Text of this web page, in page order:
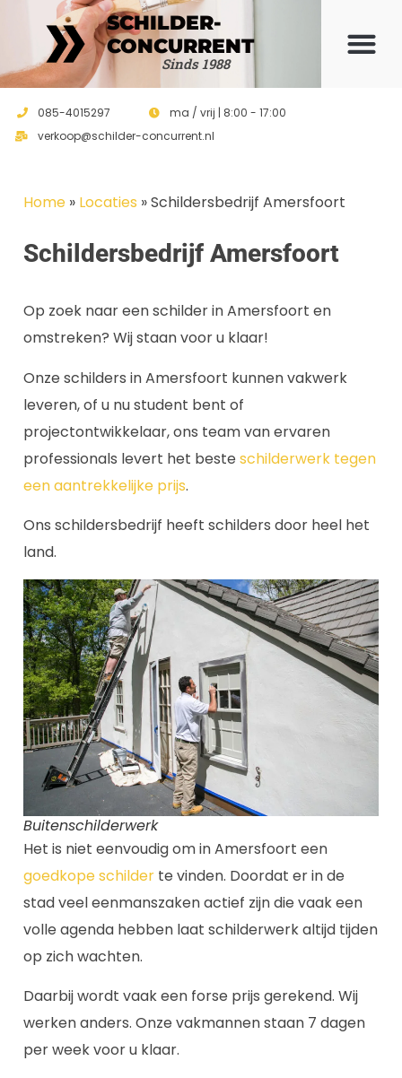
SCHILDER-
CONCURRENT
Sinds 1988
085-4015297
ma / vrij | 8:00 - 17:00
verkoop@schilder-concurrent.nl
Home » Locaties »Schildersbedrijf Amersfoort
Schildersbedrijf Amersfoort
Op zoek naar een schilder in Amersfoort en
omstreken? Wij staan voor u klaar!
Onze schilders in Amersfoort kunnen vakwerk
leveren, of u nu student bent of
projectontwikkelaar, ons team van ervaren
professionals levert het beste schilderwerk tegen
een aantrekkelijke prijs.
Ons schildersbedrijf heeft schilders door heel het
land.
Buitenschilderwerk
Het is niet eenvoudig om in Amersfoort een
goedkope schilder te vinden. Doordat er in de
stad veel eenmanszaken actief zijn die vaak een
volle agenda hebben laat schilderwerk altijd tijden
op zich wachten.
Daarbij wordt vaak een forse prijs gerekend. Wij
werken anders. Onze vakmannen staan 7 dagen
per week voor u klaar.